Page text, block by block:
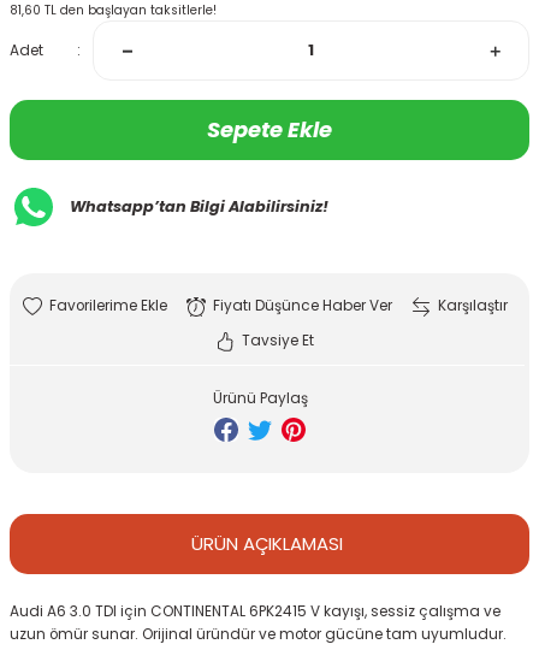
81,60 TL den başlayan taksitlerle!
Adet
Sepete Ekle
Whatsapp’tan Bilgi Alabilirsiniz!
Fiyatı Düşünce Haber Ver
Karşılaştır
Tavsiye Et
Ürünü Paylaş
ÜRÜN AÇIKLAMASI
Audi A6 3.0 TDI için CONTINENTAL 6PK2415 V kayışı, sessiz çalışma ve
uzun ömür sunar. Orijinal üründür ve motor gücüne tam uyumludur.